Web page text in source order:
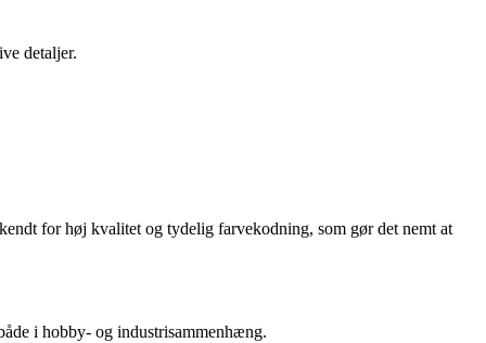
detaljer.
for høj kvalitet og tydelig farvekodning, som gør det nemt at
i hobby- og industrisammenhæng.